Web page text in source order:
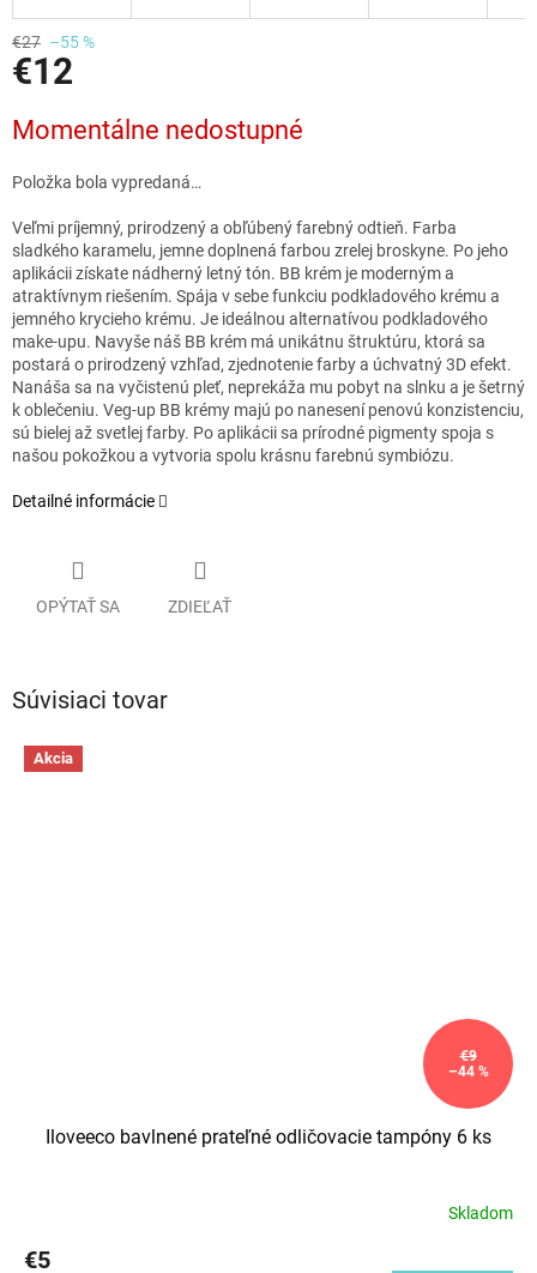
€27 –55 %
€12
cena:
Momentálne nedostupné
Položka bola vypredaná…
Veľmi príjemný, prirodzený a obľúbený farebný odtieň. Farba
sladkého karamelu, jemne doplnená farbou zrelej broskyne. Po jeho
aplikácii získate nádherný letný tón. BB krém je moderným a
atraktívnym riešením. Spája v sebe funkciu podkladového krému a
jemného krycieho krému. Je ideálnou alternatívou podkladového
make-upu. Navyše náš BB krém má unikátnu štruktúru, ktorá sa
postará o prirodzený vzhľad, zjednotenie farby a úchvatný 3D efekt.
Nanáša sa na vyčistenú pleť, neprekáža mu pobyt na slnku a je šetrný
k oblečeniu. Veg-up BB krémy majú po nanesení penovú konzistenciu,
sú bielej až svetlej farby. Po aplikácii sa prírodné pigmenty spoja s
našou pokožkou a vytvoria spolu krásnu farebnú symbiózu.
Detailné informácie
OPÝTAŤ SA ZDIEĽAŤ
Súvisiaci tovar
Akcia
€9
–44 %
Iloveeco bavlnené prateľné odličovacie tampóny 6 ks
Skladom
€5